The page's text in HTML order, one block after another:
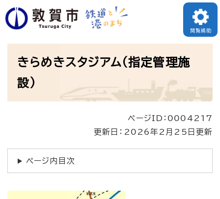
ペ
ー
で
閲覧補助
きらめきスタジアム（指定管理施
設）
ページID：0004217
更新日：2026年2月25日更新
ページ内目次